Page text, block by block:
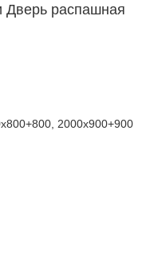
Дверь распашная
2000х900+900